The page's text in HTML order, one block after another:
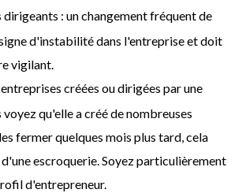
dirigeants : un changement fréquent de
d'instabilité dans l'entreprise et doit
vigilant.
créées ou dirigées par une
voyez qu'elle a créé de nombreuses
fermer quelques mois plus tard, cela
escroquerie. Soyez particulièrement
d'entrepreneur.